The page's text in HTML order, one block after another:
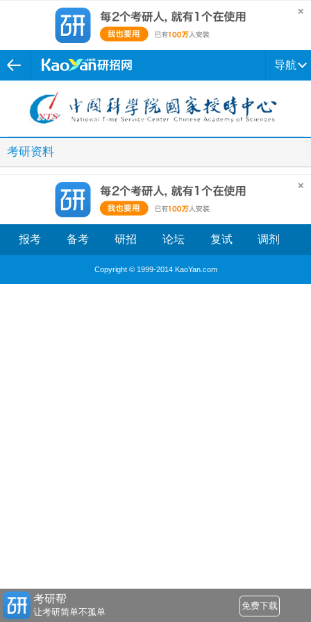
导航
考研资料
报考 备考 研招 论坛 复试 调剂
Copyright © 1999-2014 KaoYan.com
考研帮
让考研简单不孤单
免费下载